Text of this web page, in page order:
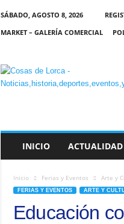
SÁBADO, AGOSTO 8, 2026
MARKET – GALERÍA COMERCIAL
C
O
S
INICIO ACTUALIDAD
Inicio Ferias y Eventos Arte y
FERIAS Y EVENTOS ARTE Y
Educación